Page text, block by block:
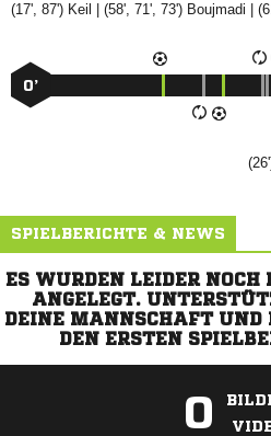
(17', 87')  | (58', 71', 73')  |
0’
SPIELBERICHTE & NEWS
ES WURDEN LEIDER NOCH
ANGELEGT.
DEINE MANNSCHAFT UND
DEN ERSTEN
0